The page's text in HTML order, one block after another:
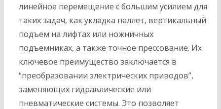
линейное перемещение с большим усилием для
таких задач, как укладка паллет, вертикальный
подъем на лифтах или ножничных
подъемниках, а также точное прессование. Их
ключевое преимущество заключается в
“преобразовании электрических приводов”,
заменяющих гидравлические или
пневматические системы. Это позволяет